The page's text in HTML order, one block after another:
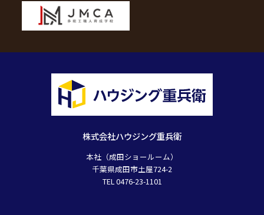
株式会社ハウジング重兵衛
本社（成田ショールーム）
千葉県成田市土屋724-2
TEL 0476-23-1101